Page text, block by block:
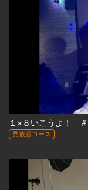
１×８いこうよ！
見放題コース